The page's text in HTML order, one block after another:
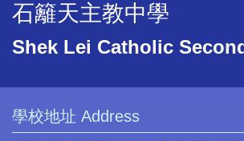
石籬天主教中學
Shek Lei Catholic
學校地址 Address